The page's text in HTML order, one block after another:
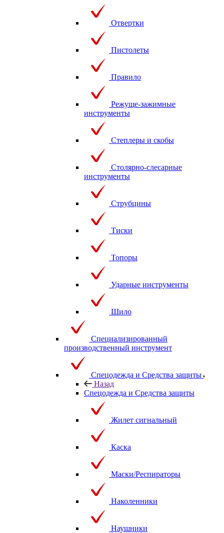
Отвертки
Пистолеты
Правило
Режуще-зажимные
инструменты
Степлеры и скобы
Столярно-слесарные
инструменты
Струбцины
Тиски
Топоры
Ударные инструменты
Шило
Специализированный
производственный инструмент
Спецодежда и Средства защиты
Назад
Спецодежда и Средства защиты
Жилет сигнальный
Каска
Маски/Респираторы
Наколенники
Наушники